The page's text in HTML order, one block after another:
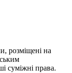
розміщені на
суміжні права.